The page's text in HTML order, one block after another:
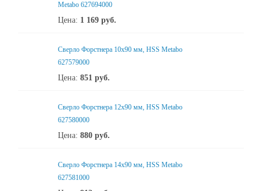
Metabo 627694000
Цена: 1 169 руб.
Сверло Форстнера 10х90 мм, HSS Metabo
627579000
Цена: 851 руб.
Сверло Форстнера 12х90 мм, HSS Metabo
627580000
Цена: 880 руб.
Сверло Форстнера 14х90 мм, HSS Metabo
627581000